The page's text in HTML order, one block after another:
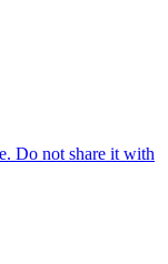
Do not share it with